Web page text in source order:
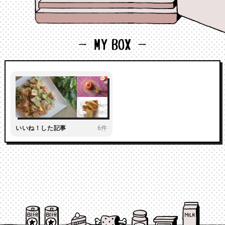
いいね！した記事 6件